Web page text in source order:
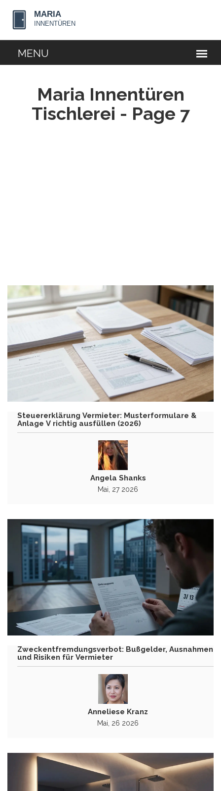
Maria Innentüren
Tischlerei - Page 7
Steuererklärung Vermieter: Musterformulare &
Anlage V richtig ausfüllen (2026)
Angela Shanks
Mai, 27 2026
Zweckentfremdungsverbot: Bußgelder, Ausnahmen
und Risiken für Vermieter
Anneliese Kranz
Mai, 26 2026